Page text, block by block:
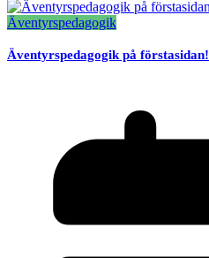
Äventyrspedagogik
Äventyrspedagogik på förstasidan!